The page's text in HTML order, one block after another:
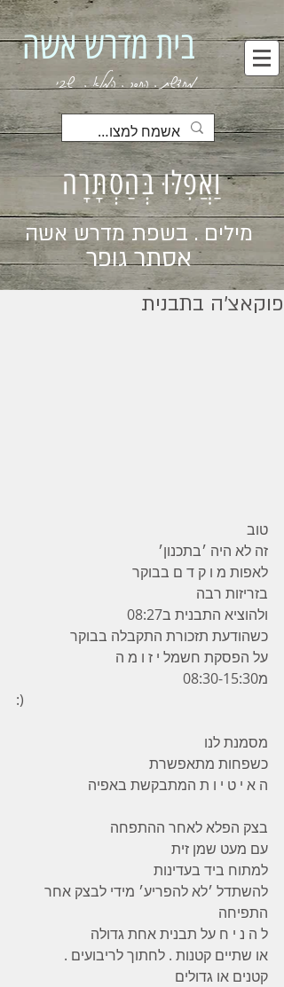
בית מדרש אשה
מחדשת . החסר . המלא . שבי
וַאֲפִלּוּ בְּהַסְתָּרָה
מילים . בשפת מדרש אשה
אסתר גופר
פוקאצ׳ה בתבנית
טוב
זה לא היה ׳בתכנון׳
לאפות מ ו ק ד ם בבוקר
בזריזות רבה
ולהוציא התבנית ב08:27
כשהודעת תזכורת התקבלה בבוקר
על הפסקת חשמל י ז ו מ ה
מ08:30-15:30
:)
מסמנת לנו
כשפחות מתאפשרת
ה א י ט י ו ת המתבקשת באפיה
בצק הפלא לאחר ההתפחה
עם מעט שמן זית
למתוח ביד בעדינות
להשתדל ׳לא להפריע׳ מידי לבצק אחר
התפיחה
ל ה נ י ח על תבנית אחת גדולה
או שתיים קטנות . לחתוך לריבועים .
קטנים או גדולים